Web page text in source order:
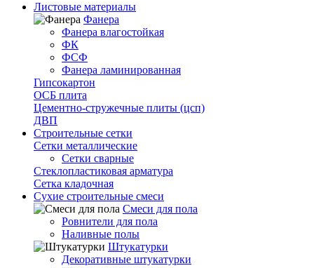
Листовые материалы
Фанера
Фанера влагостойкая
ФК
ФСФ
Фанера ламинированная
Гипсокартон
ОСБ плита
Цементно-стружечные плиты (цсп)
ДВП
Строительные сетки
Сетки металлические
Сетки сварные
Стеклопластиковая арматура
Сетка кладочная
Сухие строительные смеси
Смеси для пола
Ровнители для пола
Наливные полы
Штукатурки
Декоративные штукатурки